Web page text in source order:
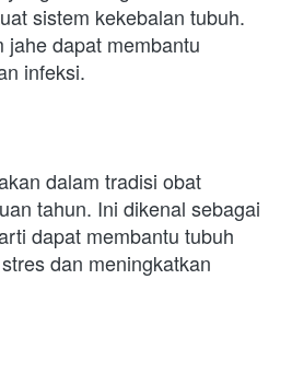
sistem kekebalan tubuh.
jahe dapat membantu
infeksi.
dalam tradisi obat
tahun. Ini dikenal sebagai
dapat membantu tubuh
dan meningkatkan